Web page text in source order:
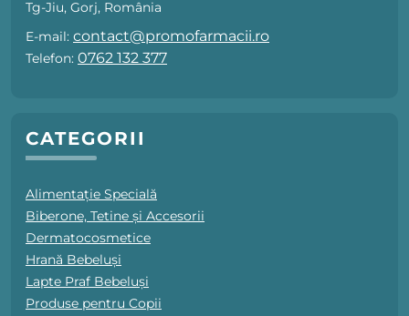
Tg-Jiu, Gorj, România
E-mail: contact@promofarmacii.ro
Telefon: 0762 132 377
CATEGORII
Alimentație Specială
Biberone, Tetine și Accesorii
Dermatocosmetice
Hrană Bebeluși
Lapte Praf Bebeluși
Produse pentru Copii